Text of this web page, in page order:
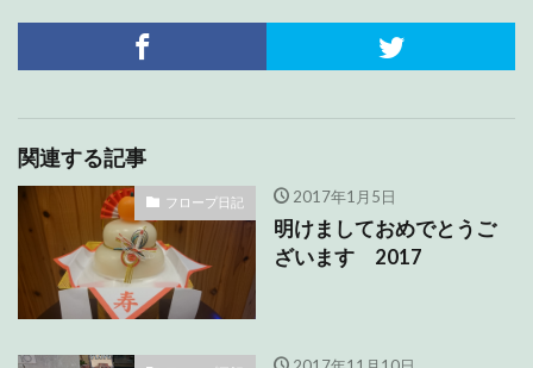
関連する記事
フロープ日記 2017年1月5日
明けましておめでとうご
ざいます 2017